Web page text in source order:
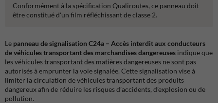
Conformément à la spécification Qualiroutes, ce panneau doit
être constitué d'un film réfléchissant de classe 2.
Le panneau de signalisation C24a – Accès interdit aux conducteurs
de véhicules transportant des marchandises dangereuses indique que
les véhicules transportant des matières dangereuses ne sont pas
autorisés à emprunter la voie signalée. Cette signalisation vise à
limiter la circulation de véhicules transportant des produits
dangereux afin de réduire les risques d’accidents, d’explosion ou de
pollution.